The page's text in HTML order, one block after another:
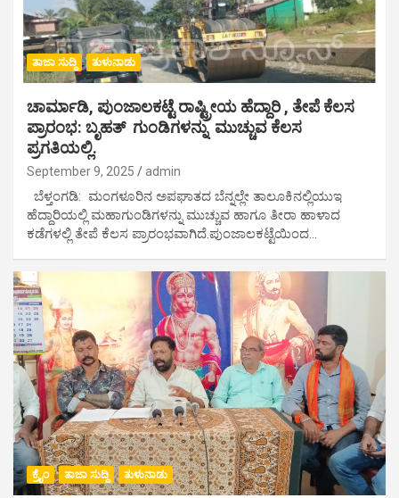
ತಾಜಾ ಸುದ್ದಿ ತುಳುನಾಡು
ಚಾರ್ಮಾಡಿ, ಪುಂಜಾಲಕಟ್ಟೆ ರಾಷ್ಟ್ರೀಯ ಹೆದ್ದಾರಿ , ತೇಪೆ ಕೆಲಸ
ಪ್ರಾರಂಭ: ಬೃಹತ್ ಗುಂಡಿಗಳನ್ನು ಮುಚ್ಚುವ ಕೆಲಸ
ಪ್ರಗತಿಯಲ್ಲಿ.
September 9, 2025 admin
ಬೆಳ್ತಂಗಡಿ: ಮಂಗಳೂರಿನ ಅಪಘಾತದ ಬೆನ್ನಲ್ಲೇ ತಾಲೂಕಿನಲ್ಲಿಯುಇ
ಹೆದ್ದಾರಿಯಲ್ಲಿ ಮಹಾಗುಂಡಿಗಳನ್ನು ಮುಚ್ಚುವ ಹಾಗೂ ತೀರಾ ಹಾಳಾದ
ಕಡೆಗಳಲ್ಲಿ ತೇಪೆ ಕೆಲಸ ಪ್ರಾರಂಭವಾಗಿದೆ.‌ಪುಂಜಾಲಕಟ್ಟೆಯಿಂದ…
ಕ್ರೈಂ ತಾಜಾ ಸುದ್ದಿ ತುಳುನಾಡು